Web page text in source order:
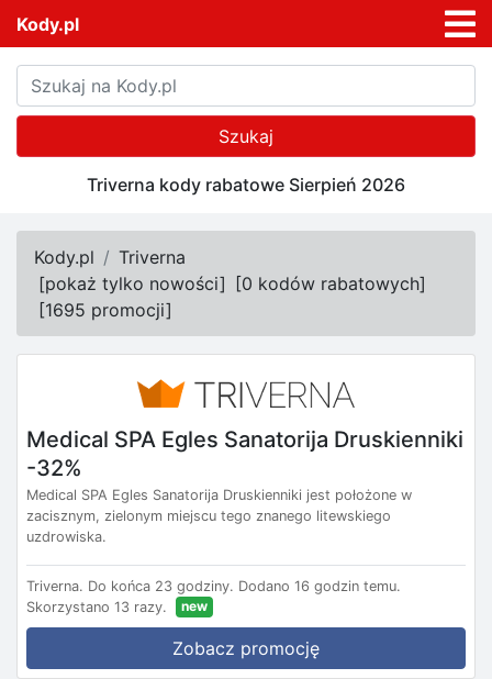
Kody.pl
Szukaj
Triverna kody rabatowe Sierpień 2026
Kody.pl
Triverna
[pokaż tylko nowości] [0 kodów rabatowych]
[1695 promocji]
Medical SPA Egles Sanatorija Druskienniki
-32%
Medical SPA Egles Sanatorija Druskienniki jest położone w
zacisznym, zielonym miejscu tego znanego litewskiego
uzdrowiska.
Triverna. Do końca 23 godziny. Dodano 16 godzin temu.
Skorzystano 13 razy.
new
Zobacz promocję